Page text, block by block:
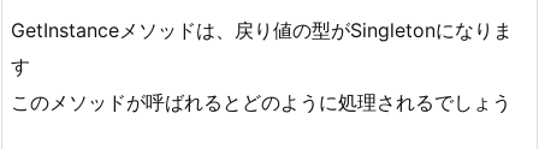
ン
ル
GetInstanceメソッドは、戻り値の型がSingletonになりま
す
このメソッドが呼ばれるとどのように処理されるでしょう